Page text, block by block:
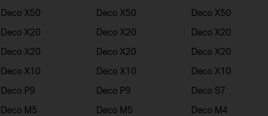
Deco X50
Deco X50 Deco X50
Deco X20
Deco X20 Deco X20
Deco X20
Deco X20 Deco X20
Deco X10
Deco X10 Deco X10
Deco P9
Deco P9 Deco S7
Deco M5
Deco M5 Deco M4